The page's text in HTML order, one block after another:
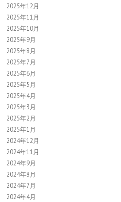
2025年12月
2025年11月
2025年10月
2025年9月
2025年8月
2025年7月
2025年6月
2025年5月
2025年4月
2025年3月
2025年2月
2025年1月
2024年12月
2024年11月
2024年9月
2024年8月
2024年7月
2024年4月